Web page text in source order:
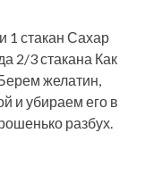
1 стакан Сахар
2/3 стакана Как
желатин,
и убираем его в
разбух.